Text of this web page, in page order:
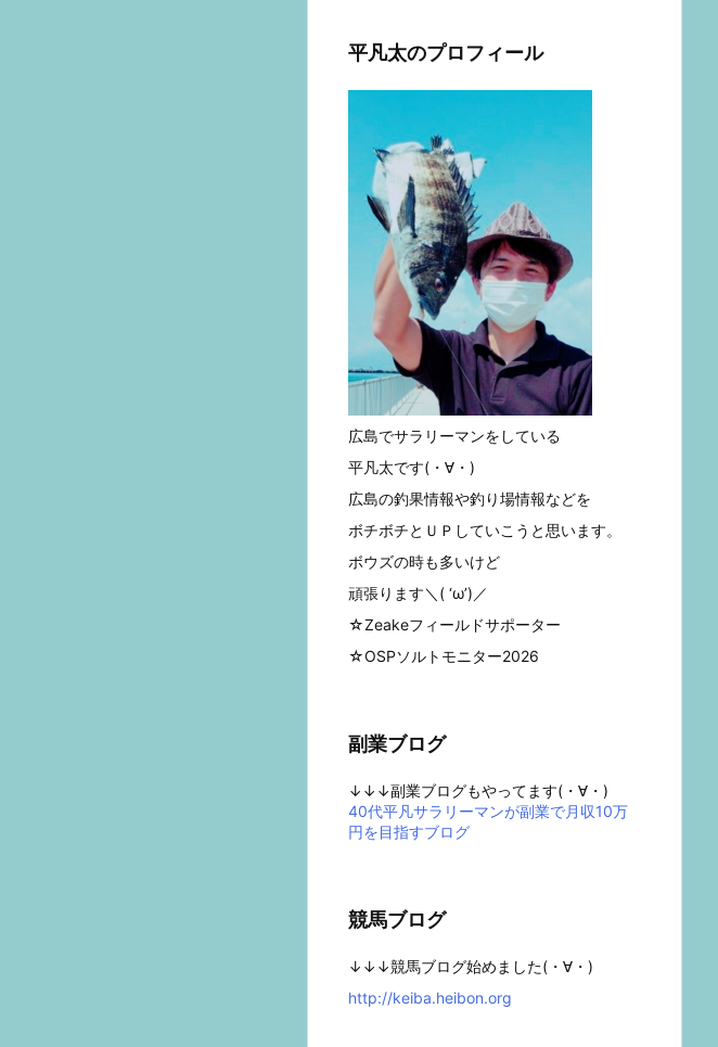
平凡太のプロフィール
広島でサラリーマンをしている
平凡太です(・∀・)
広島の釣果情報や釣り場情報などを
ボチボチとＵＰしていこうと思います。
ボウズの時も多いけど
頑張ります＼( ‘ω’)／
☆Zeakeフィールドサポーター
☆OSPソルトモニター2026
副業ブログ
↓↓↓副業ブログもやってます(・∀・)
40代平凡サラリーマンが副業で月収10万
円を目指すブログ
競馬ブログ
↓↓↓競馬ブログ始めました(・∀・)
http://keiba.heibon.org